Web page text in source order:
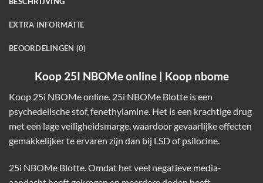
EXTRA INFORMATIE
BEOORDELINGEN (0)
Koop 25I NBOMe online | Koop nbome
Koop 25i NBOMe online. 25i NBOMe Blotte is een
psychedelische stof, fenethylamine. Het is een krachtige drug
met een lage veiligheidsmarge, waardoor gevaarlijke effecten
gemakkelijker te ervaren zijn dan bij LSD of psilocine.
25i NBOMe Blotte. Omdat het veel negatieve media-